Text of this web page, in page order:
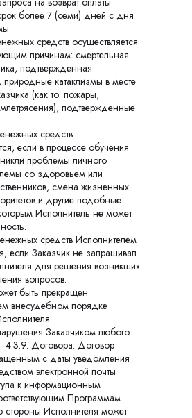
более 7 (семи) дней с дня
средств осуществляется
причинам: смертельная
подтвержденная
катаклизмы в месте
(как то: пожары,
подтвержденные
средств
если в процессе обучения
проблемы личного
со здоровьем или
смена жизненных
и другие подобные
Исполнитель не может
средств Исполнителем
если Заказчик не запрашивал
для решения возникших
вопросов.
быть прекращен
внесудебном порядке
Заказчиком любого
Договора. Договор
с даты уведомления
электронной почты
к информационным
Программам.
стороны Исполнителя может